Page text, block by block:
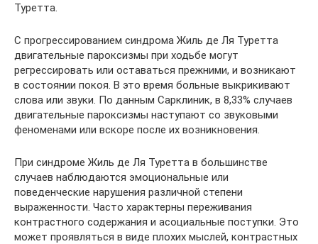
Туретта.
С прогрессированием синдрома Жиль де Ля Туретта
двигательные пароксизмы при ходьбе могут
регрессировать или оставаться прежними, и возникают
в состоянии покоя. В это время больные выкрикивают
слова или звуки. По данным Сарклиник, в 8,33% случаев
двигательные пароксизмы наступают со звуковыми
феноменами или вскоре после их возникновения.
При синдроме Жиль де Ля Туретта в большинстве
случаев наблюдаются эмоциональные или
поведенческие нарушения различной степени
выраженности. Часто характерны переживания
контрастного содержания и асоциальные поступки. Это
может проявляться в виде плохих мыслей, контрастных